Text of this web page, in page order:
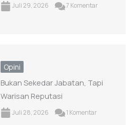
Juli 29, 2026 7 Komentar
Opini
Bukan Sekedar Jabatan, Tapi
Warisan Reputasi
Juli 28, 2026 1 Komentar